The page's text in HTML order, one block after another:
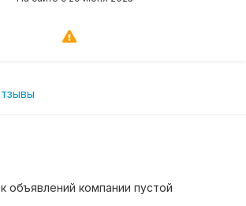
объявлений компании пустой